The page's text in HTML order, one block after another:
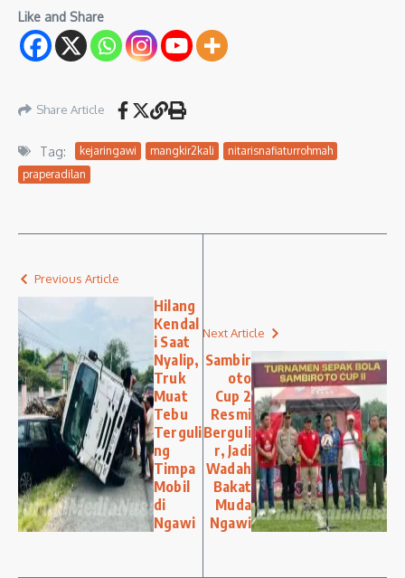
Like and Share
Share Article
Tag: kejaringawi mangkir2kali
nitarisnafiaturrohmah
praperadilan
Previous Article
Hilang
Kendal
i Saat
Nyalip,
Truk
Muat
Tebu
Terguli
ng
Timpa
Mobil
di
Ngawi
Next Article
Sambir
oto
Cup 2
Resmi
Berguli
r, Jadi
Wadah
Bakat
Muda
Ngawi